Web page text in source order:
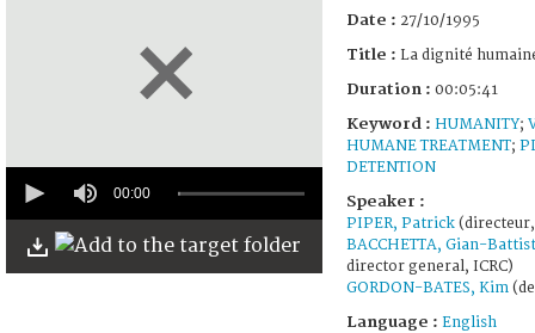
seconds
minutes,
40
00:00
Date : 27/10/1995
Title : La dignité
Duration : 00:05:41
Keyword : HUMANITY;
HUMANE TREATMENT;
DETENTION
Speaker :
PIPER, Patrick(directeur,
BACCHETTA, Gian-
director general, ICRC)
GORDON-BATES, Kim
Language : English